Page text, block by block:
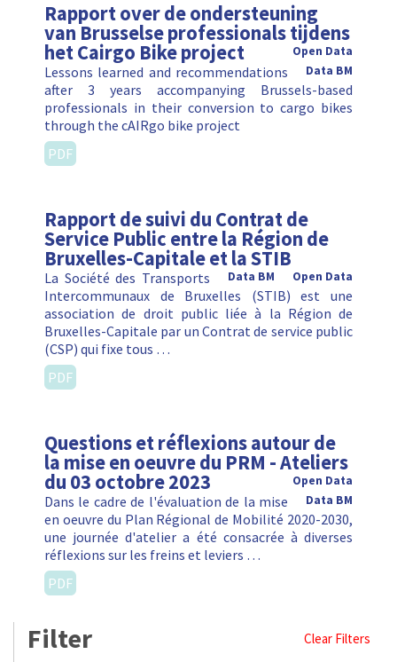
Rapport over de ondersteuning
van Brusselse professionals tijdens
het Cairgo Bike project
Open Data
Data BM
Lessons learned and recommendations
after 3 years accompanying Brussels-based
professionals in their conversion to cargo bikes
through the cAIRgo bike project
PDF
Rapport de suivi du Contrat de
Service Public entre la Région de
Bruxelles-Capitale et la STIB
Open Data
Data BM
La Société des Transports
Intercommunaux de Bruxelles (STIB) est une
association de droit public liée à la Région de
Bruxelles-Capitale par un Contrat de service public
(CSP) qui fixe tous …
PDF
Questions et réflexions autour de
la mise en oeuvre du PRM - Ateliers
du 03 octobre 2023
Open Data
Data BM
Dans le cadre de l'évaluation de la mise
en oeuvre du Plan Régional de Mobilité 2020-2030,
une journée d'atelier a été consacrée à diverses
réflexions sur les freins et leviers …
PDF
Filter Clear Filters